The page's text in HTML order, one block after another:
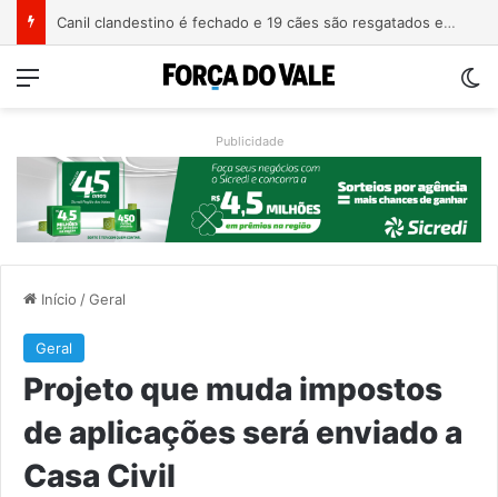
IA de reconhecimento facial localiza pessoa desaparecida há 15 anos; sistema atinge precisão de até 99%
Menu
Publicidade
Início /Geral
Geral
Projeto que muda impostos
de aplicações será enviado a
Casa Civil